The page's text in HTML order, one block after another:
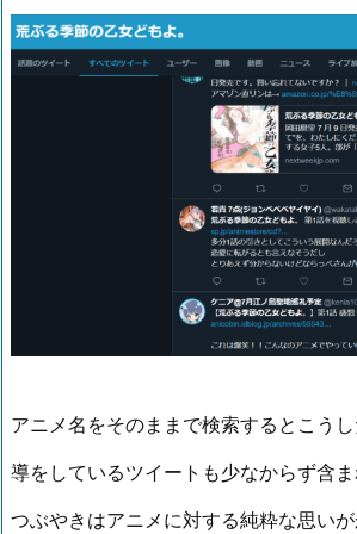
アニメ名をそのままで検索するとこう
導をしているツイートも少なからず含
つぶやきはアニメに対する純粋な思い